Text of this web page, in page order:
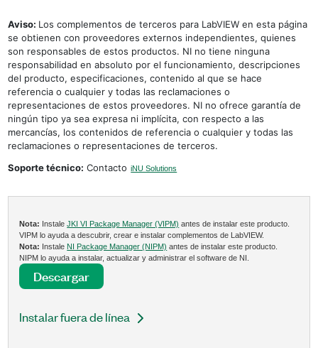
Aviso: Los complementos de terceros para LabVIEW en esta página
se obtienen con proveedores externos independientes, quienes
son responsables de estos productos. NI no tiene ninguna
responsabilidad en absoluto por el funcionamiento, descripciones
del producto, especificaciones, contenido al que se hace
referencia o cualquier y todas las reclamaciones o
representaciones de estos proveedores. NI no ofrece garantía de
ningún tipo ya sea expresa ni implícita, con respecto a las
mercancías, los contenidos de referencia o cualquier y todas las
reclamaciones o representaciones de terceros.
Soporte técnico: Contacto iNU Solutions
Nota: InstaleJKI VI Package Manager (VIPM) antes de instalar este producto.
VIPM lo ayuda a descubrir, crear e instalar complementos de LabVIEW.
Nota: Instale NI Package Manager (NIPM) antes de instalar este producto.
NIPM lo ayuda a instalar, actualizar y administrar el software de NI.
Descargar
Instalar fuera de línea